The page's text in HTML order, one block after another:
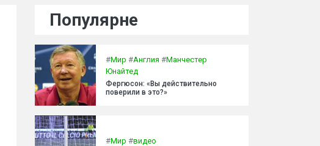
Популярне
#Мир #Англия #Манчестер
Юнайтед
Фергюсон: «Вы действительно
поверили в это?»
#Мир #видео